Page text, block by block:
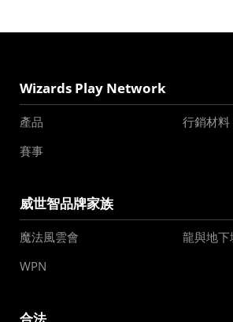
Wizards Play Network
產品
行銷材料
賽事
威世智品牌家族
魔法風雲會
龍與地下
WPN